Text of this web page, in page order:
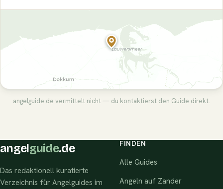
angelguide.de vermittelt nicht — du kontaktierst den Guide direkt.
angel guide.de
Das redaktionell kuratierte
Verzeichnis für Angelguides im
FINDEN
Alle Guides
Angeln auf Zander